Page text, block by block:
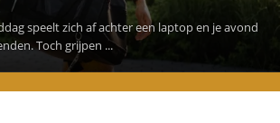
speelt zich af achter een laptop en je avond
Toch grijpen ...